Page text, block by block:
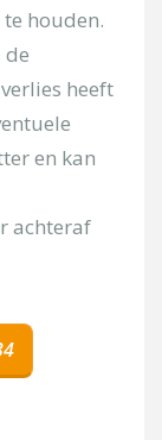
houden.
de
heeft
en kan
achteraf